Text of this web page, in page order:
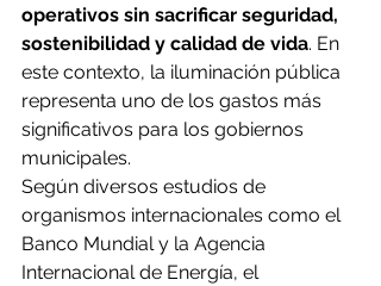
operativos sin sacrificar seguridad,
sostenibilidad y calidad de vida. En
este contexto, la iluminación pública
representa uno de los gastos más
significativos para los gobiernos
municipales.
Según diversos estudios de
organismos internacionales como el
Banco Mundial y la Agencia
Internacional de Energía, el